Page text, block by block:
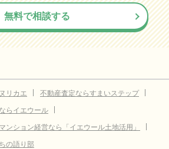
無料で相談する
リカエ
不動産査定ならすまいステップ
らイエウール
ンション経営なら「イエウール土地活用」
の語り部